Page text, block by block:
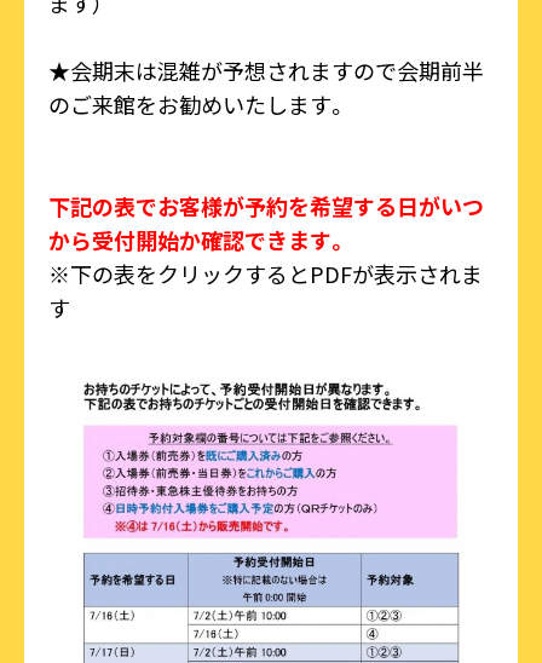
★会期末は混雑が予想されますので会期前半
のご来館をお勧めいたします。
下記の表でお客様が予約を希望する日がいつ
から受付開始か確認できます。
※下の表をクリックするとPDFが表示されま
す